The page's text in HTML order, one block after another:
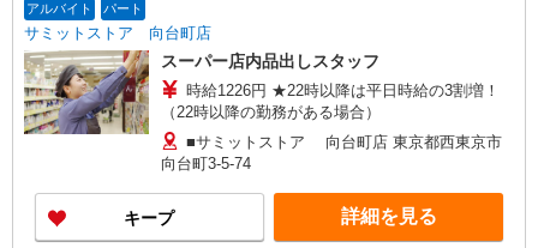
アルバイト パート
サミットストア 向台町店
スーパー店内品出しスタッフ
時給1226円 ★22時以降は平日時給の3割増！
（22時以降の勤務がある場合）
■サミットストア 向台町店 東京都西東京市
向台町3-5-74
キープ 詳細を見る